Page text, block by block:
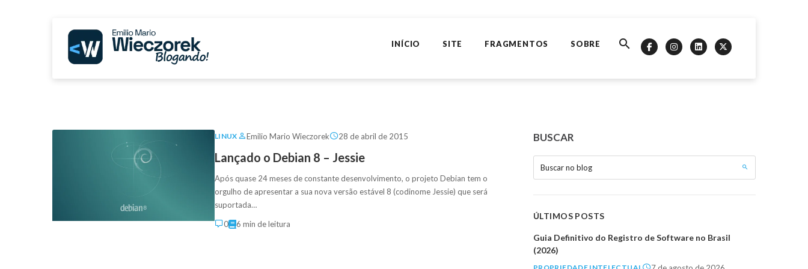
INÍCIO SITE FRAGMENTOS SOBRE
LINUX Emilio Mario Wieczorek 28 de abril de 2015
Lançado o Debian 8 – Jessie
Após quase 24 meses de constante desenvolvimento, o projeto Debian tem o
orgulho de apresentar a sua nova versão estável 8 (codinome Jessie) que será
suportada…
0
6 min de leitura
BUSCAR
Buscar no blog
ÚLTIMOS POSTS
Guia Definitivo do Registro de Software no Brasil
(2026)